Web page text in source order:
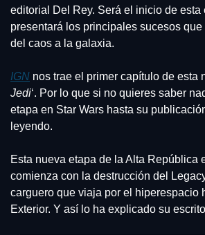
editorial Del Rey. Será el inicio de esta
presentará los principales sucesos
del caos a la galaxia.
IGN nos trae el primer capítulo de esta
Jedi‘. Por lo que si no quieres saber
etapa en Star Wars hasta su
leyendo.
Esta nueva etapa de la Alta República
comienza con la destrucción del
carguero que viaja por el hiperespacio
Exterior. Y así lo ha explicado su